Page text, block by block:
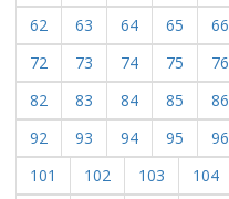
62
63 64 65 66
72
73 74 75 76
82
83 84 85 86
92
93 94 95 96
101
102 103 104